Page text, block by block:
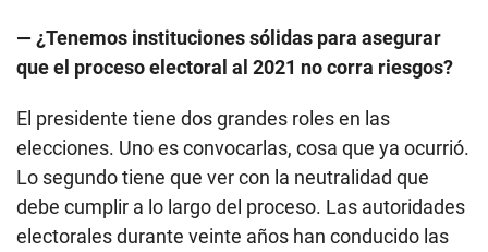
— ¿Tenemos instituciones sólidas para asegurar
que el proceso electoral al 2021 no corra riesgos?
El presidente tiene dos grandes roles en las
elecciones. Uno es convocarlas, cosa que ya ocurrió.
Lo segundo tiene que ver con la neutralidad que
debe cumplir a lo largo del proceso. Las autoridades
electorales durante veinte años han conducido las